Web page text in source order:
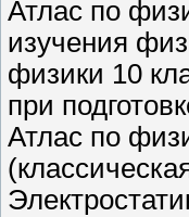
Атлас по
изучения
физики 10
при
Атлас по